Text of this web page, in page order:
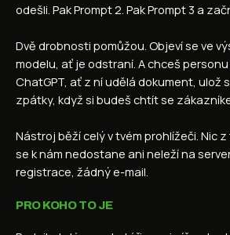
odešli. Pak Prompt 2. Pak Prompt 3 a
Dvě drobnosti pomůžou. Objeví se ve
modelu, ať je odstraní. A chceš
ChatGPT, ať z ní udělá dokument, ulož
zpátky, když si budeš chtít se
Nástroj běží celý v tvém prohlížeči. Nic
se k nám nedostane ani neleží na
registrace, žádný e-mail.
PRO KOHO TO JE